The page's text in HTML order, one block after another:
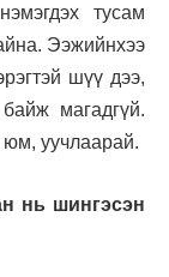
тусам
Ээжийнхээ
шүү дээ,
магадгүй.
юм, уучлаарай.
нь шингэсэн